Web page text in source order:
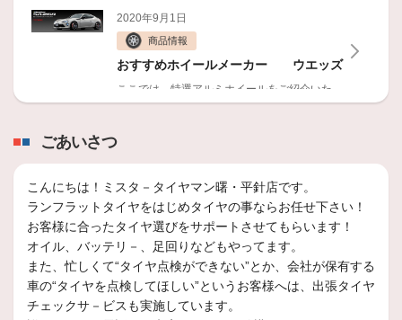
気とムズムズ花粉！！(;´･ω･)【ミスタータイヤマン
曙・平針店】
2026年2月26日
【もう３月なのか…はやっ！！】新商品のFINESSAっ
てどんなタイヤ？！(´ﾟдﾟ｀)【ミスタータイヤマン曙・
【2026年も頑張っていきます！！】2026年開始！！ブ
リヂストン！！新商品発売(*´ω｀)【ミスタータイヤマ
ン曙・平針店】
2025年12月25日
【年末年始の営業日のご案内です(*‘ω‘ *)】本年もたく
さんのご来店ありがとうございました！(｀・ω・´)ゞ
【ミスタータイヤマン曙・平針店】
2020年9月1日
商品情報
おすすめホイールメーカー ウエッズ
「マックガードロックナット」
アルミホイールの盗難防止に！と言ったら こちらの商品がおすすめですよ～＾＾
2018年2月17日
商品情報
環境対応アルミホイール 「ECO FOR
ごあいさつ
こんにちは！ミスタ－タイヤマン曙・平針店です。
ランフラットタイヤをはじめタイヤの事ならお任せ下さい！
お客様に合ったタイヤ選びをサポートさせてもらいます！
オイル、バッテリ－、足回りなどもやってます。
また、忙しくて“タイヤ点検ができない”とか、会社が保有する
車の“タイヤを点検してほしい”というお客様へは、出張タイヤ
チェックサ－ビスも実施しています。